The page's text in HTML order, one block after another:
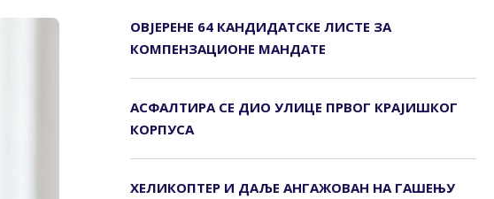
ОВЈЕРЕНЕ 64 КАНДИДАТСКЕ ЛИСТЕ ЗА
КОМПЕНЗАЦИОНЕ МАНДАТЕ
АСФАЛТИРА СЕ ДИО УЛИЦЕ ПРВОГ КРАЈИШКОГ
КОРПУСА
ХЕЛИКОПТЕР И ДАЉЕ АНГАЖОВАН НА ГАШЕЊУ